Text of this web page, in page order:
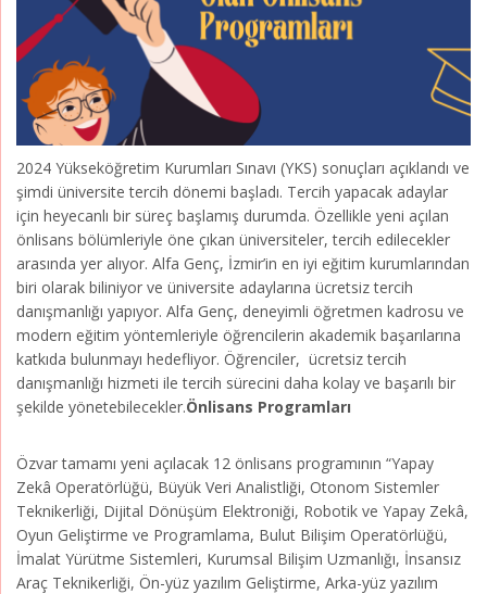
2024 Yükseköğretim Kurumları Sınavı (YKS) sonuçları açıklandı ve
şimdi üniversite tercih dönemi başladı. Tercih yapacak adaylar
için heyecanlı bir süreç başlamış durumda. Özellikle yeni açılan
önlisans bölümleriyle öne çıkan üniversiteler, tercih edilecekler
arasında yer alıyor. Alfa Genç, İzmir’in en iyi eğitim kurumlarından
biri olarak biliniyor ve üniversite adaylarına ücretsiz tercih
danışmanlığı yapıyor. Alfa Genç, deneyimli öğretmen kadrosu ve
modern eğitim yöntemleriyle öğrencilerin akademik başarılarına
katkıda bulunmayı hedefliyor. Öğrenciler, ücretsiz tercih
danışmanlığı hizmeti ile tercih sürecini daha kolay ve başarılı bir
şekilde yönetebilecekler.Önlisans Programları
Özvar tamamı yeni açılacak 12 önlisans programının “Yapay
Zekâ Operatörlüğü, Büyük Veri Analistliği, Otonom Sistemler
Teknikerliği, Dijital Dönüşüm Elektroniği, Robotik ve Yapay Zekâ,
Oyun Geliştirme ve Programlama, Bulut Bilişim Operatörlüğü,
İmalat Yürütme Sistemleri, Kurumsal Bilişim Uzmanlığı, İnsansız
Araç Teknikerliği, Ön-yüz yazılım Geliştirme, Arka-yüz yazılım